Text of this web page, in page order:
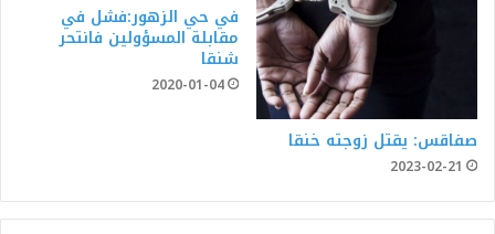
صفاقس: يقتل زوجته خنقا
2023-02-21
في حي الزهور:فشل في
مقابلة المسؤولين فانتحر
شنقا
2020-01-04